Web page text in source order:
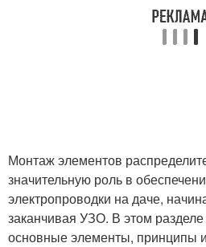
Монтаж элементов
значительную роль в
электропроводки на даче,
заканчивая УЗО. В этом
основные элементы, принципы